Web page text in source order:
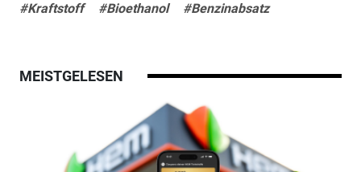
#Kraftstoff #Bioethanol #Benzinabsatz
MEISTGELESEN